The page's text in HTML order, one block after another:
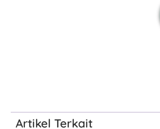
Artikel Terkait